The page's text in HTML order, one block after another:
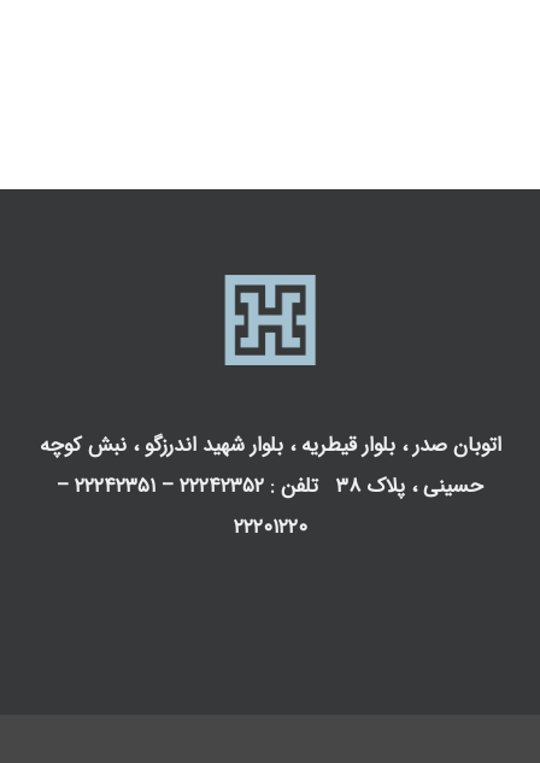
اتوبان صدر ، بلوار قیطریه ، بلوار شهید اندرزگو ، نبش کوچه
حسینی ، پلاک ۳۸ تلفن : ۲۲۲۴۲۳۵۲ – ۲۲۲۴۲۳۵۱ –
۲۲۲۰۱۲۲۰